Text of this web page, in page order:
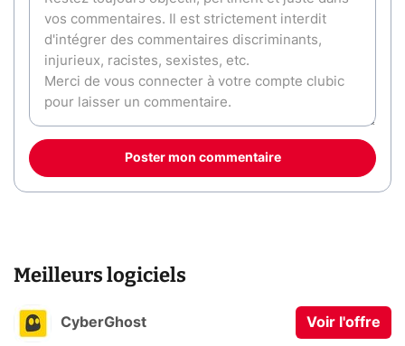
Poster mon commentaire
Meilleurs logiciels
CyberGhost Voir l'offre